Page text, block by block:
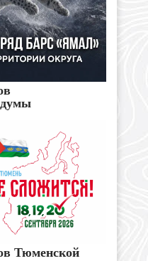
думы
Тюменской